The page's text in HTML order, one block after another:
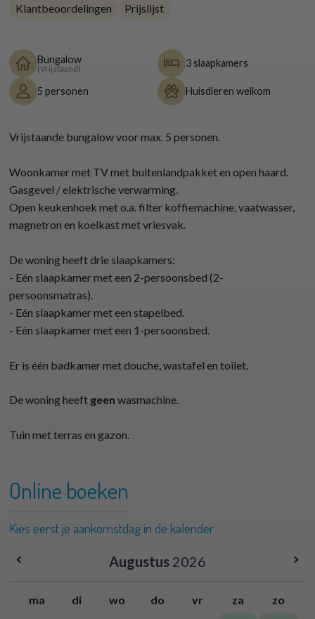
Klantbeoordelingen
Prijslijst
Bungalow
(Vrijstaand) 3 slaapkamers
5 personen Huisdieren welkom
Vrijstaande bungalow voor max. 5 personen.
Woonkamer met TV met buitenlandpakket en open haard.
Gasgevel / elektrische verwarming.
Open keukenhoek met o.a. filter koffiemachine, vaatwasser,
magnetron en koelkast met vriesvak.
De woning heeft drie slaapkamers:
- Eén slaapkamer met een 2-persoonsbed (2-
persoonsmatras).
- Eén slaapkamer met een stapelbed.
- Eén slaapkamer met een 1-persoonsbed.
Er is één badkamer met douche, wastafel en toilet.
De woning heeft geen wasmachine.
Tuin met terras en gazon.
Online boeken
Kies eerst je aankomstdag in de kalender
Augustus 2026
ma di wo do vr za zo